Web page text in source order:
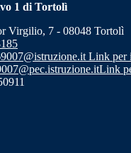
1 di Tortolì
Virgilio, 7 - 08048 Tortolì
Link per
Link